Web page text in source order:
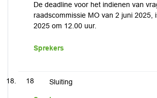
De deadline voor het indienen van
raadscommissie MO van 2 juni 2025,
2025 om 12.00 uur.
Sprekers
18 Sluiting